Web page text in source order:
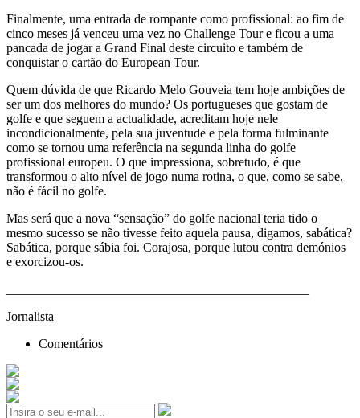
Finalmente, uma entrada de rompante como profissional: ao fim de
cinco meses já venceu uma vez no Challenge Tour e ficou a uma
pancada de jogar a Grand Final deste circuito e também de
conquistar o cartão do European Tour.
Quem dúvida de que Ricardo Melo Gouveia tem hoje ambições de
ser um dos melhores do mundo? Os portugueses que gostam de
golfe e que seguem a actualidade, acreditam hoje nele
incondicionalmente, pela sua juventude e pela forma fulminante
como se tornou uma referência na segunda linha do golfe
profissional europeu. O que impressiona, sobretudo, é que
transformou o alto nível de jogo numa rotina, o que, como se sabe,
não é fácil no golfe.
Mas será que a nova “sensação” do golfe nacional teria tido o
mesmo sucesso se não tivesse feito aquela pausa, digamos, sabática?
Sabática, porque sábia foi. Corajosa, porque lutou contra demónios
e exorcizou-os.
Jornalista
Comentários